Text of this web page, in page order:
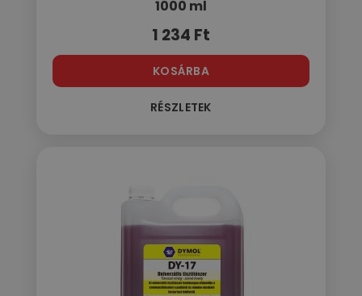
1000 ml
1 234 Ft
KOSÁRBA
RÉSZLETEK